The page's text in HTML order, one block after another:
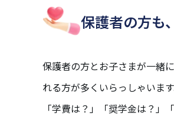
保護者の方も、
保護者の方とお子さまが一緒
れる方が多くいらっしゃいます
「学費は？」「奨学金は？」